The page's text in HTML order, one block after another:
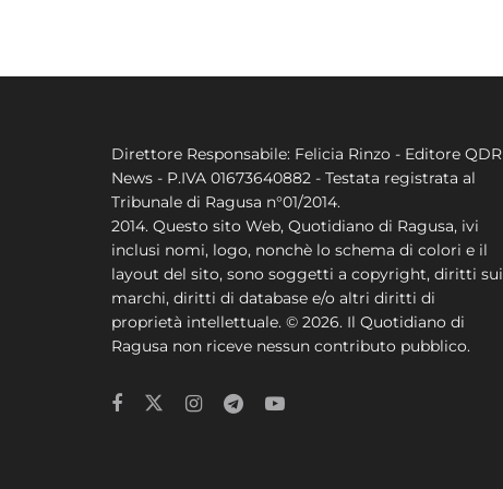
Direttore Responsabile: Felicia Rinzo - Editore QDR
News - P.IVA 01673640882 - Testata registrata al
Tribunale di Ragusa n°01/2014.
2014. Questo sito Web, Quotidiano di Ragusa, ivi
inclusi nomi, logo, nonchè lo schema di colori e il
layout del sito, sono soggetti a copyright, diritti sui
marchi, diritti di database e/o altri diritti di
proprietà intellettuale. © 2026. Il Quotidiano di
Ragusa non riceve nessun contributo pubblico.